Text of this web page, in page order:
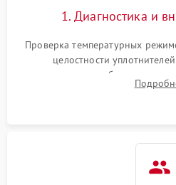
работе
1. Диагностика и
Проверка температурных
целостности
сопротивления обмоток
считывание кодов ошибок с